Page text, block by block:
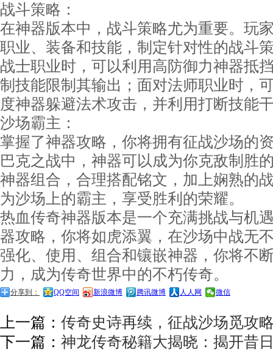
战斗策略：
在神器版本中，战斗策略尤为重要。玩
职业、装备和技能，制定针对性的战斗
战士职业时，可以利用高防御力神器抵
制技能限制其输出；面对法师职业时，
度神器躲避法术攻击，并利用打断技能
沙场霸主：
掌握了神器攻略，你将拥有征战沙场的
巴克之战中，神器可以成为你克敌制胜
神器组合，合理搭配铭文，加上娴熟的
为沙场上的霸主，享受胜利的荣耀。
热血传奇神器版本是一个充满挑战与机
器攻略，你将如虎添翼，在沙场中战无
强化、使用、组合和镶嵌神器，你将不
力，成为传奇世界中的不朽传奇。
分享到： QQ空间 新浪微博 腾讯微博 人人网 微信
上一篇： 传奇史诗再续，征战沙场觅攻
下一篇： 神龙传奇秘籍大揭晓：揭开昔